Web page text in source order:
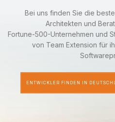
Bei uns finden Sie die
Architekten und
Fortune-500-Unternehmen und
von Team Extension für
ENTWICKLER FINDEN IN